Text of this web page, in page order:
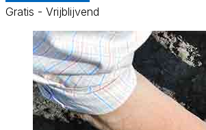
Gratis - Vrijblijvend